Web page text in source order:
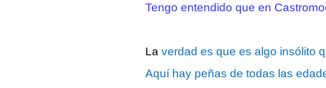
Tengo entendido que en
La verdad es que es algo insólito
Aquí hay peñas de todas las